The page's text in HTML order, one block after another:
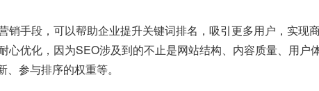
销手段，可以帮助企业提升关键词排名，吸引更多用户，实现
心优化，因为SEO涉及到的不止是网站结构、内容质量、用户
参与排序的权重等。